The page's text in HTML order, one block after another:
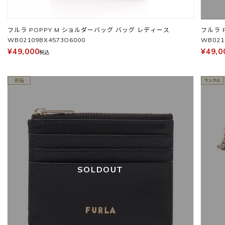
フルラ POPPY M ショルダーバッグ バッグ レディース
WB02109BX4573O6000
¥49,000税込
フルラ
SOLDOUT